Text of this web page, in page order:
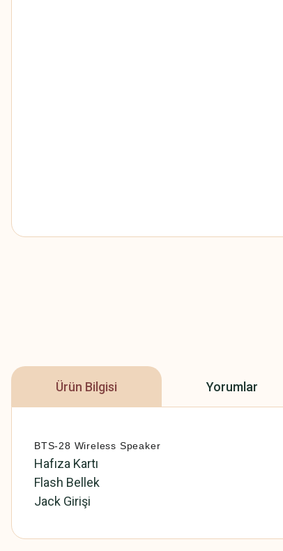
Ürün Bilgisi Yorumlar
BTS-28 Wireless Speaker
Hafıza Kartı
Flash Bellek
Jack Girişi